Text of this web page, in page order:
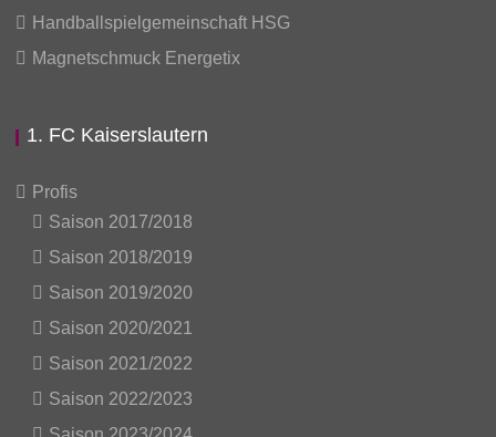
Handballspielgemeinschaft HSG
Magnetschmuck Energetix
1. FC Kaiserslautern
Profis
Saison 2017/2018
Saison 2018/2019
Saison 2019/2020
Saison 2020/2021
Saison 2021/2022
Saison 2022/2023